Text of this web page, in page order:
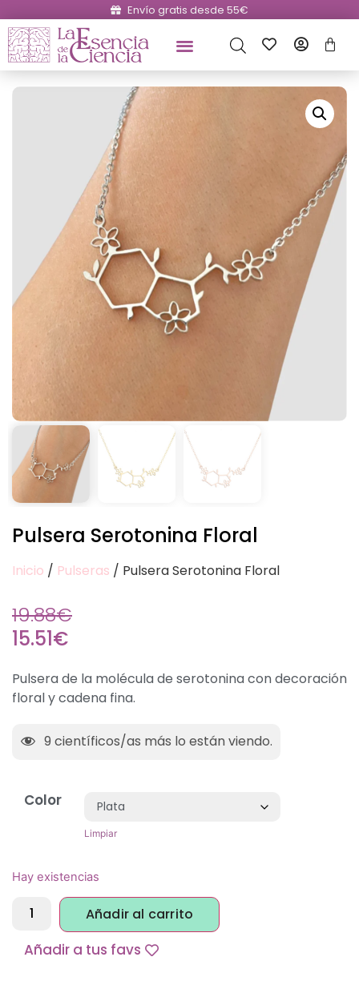
Envío gratis desde 55€
Pulsera Serotonina Floral
Inicio / Pulseras / Pulsera Serotonina Floral
19.88€
15.51€
Pulsera de la molécula de serotonina con decoración
floral y cadena fina.
9 científicos/as más lo están viendo.
Color
Limpiar
Hay existencias
Añadir al carrito
Alternative:
Añadir a tus favs